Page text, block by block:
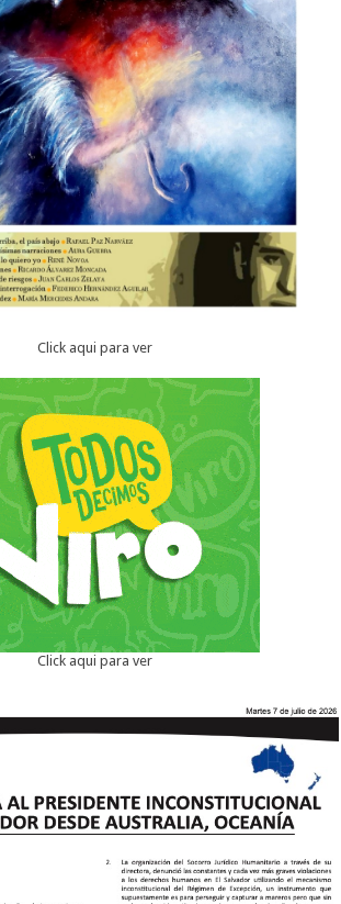
Click aqui para ver
Click aqui para ver